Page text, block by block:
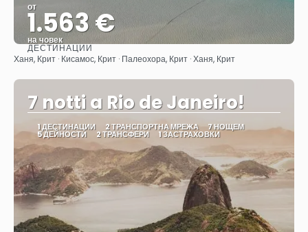
от
1.563 €
на човек
Вижте
ДЕСТИНАЦИИ
Ханя, Крит · Кисамос, Крит · Палеохора, Крит · Ханя, Крит
7 notti a Rio de Janeiro!
1 ДЕСТИНАЦИИ 2 ТРАНСПОРТНА МРЕЖА 7 НОЩЕМ
5 ДЕЙНОСТИ 2 ТРАНСФЕРИ 1 ЗАСТРАХОВКИ